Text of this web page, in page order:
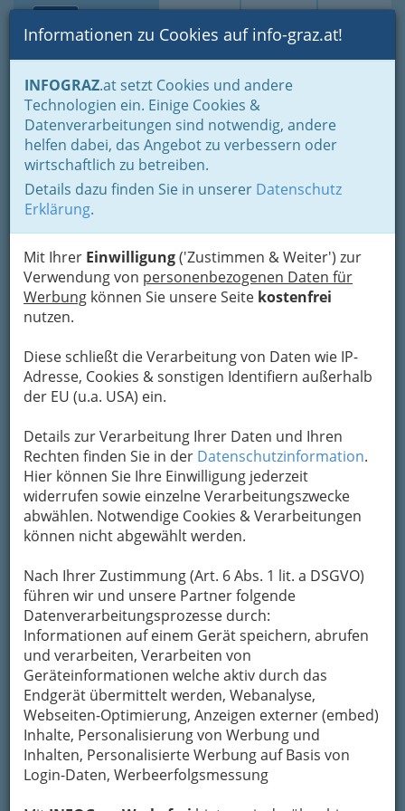
Suche Login Toggle
Informationen zu Cookies auf info-graz.at!
INFOGRAZ.at setzt Cookies und andere
Technologien ein. Einige Cookies &
Datenverarbeitungen sind notwendig, andere
helfen dabei, das Angebot zu verbessern oder
wirtschaftlich zu betreiben.
Details dazu finden Sie in unserer Datenschutz
Erklärung.
Mit Ihrer Einwilligung('Zustimmen & Weiter') zur
Verwendung von personenbezogenen Daten für
Werbung können Sie unsere Seite kostenfrei
nutzen.
Diese schließt die Verarbeitung von Daten wie IP-
Adresse, Cookies & sonstigen Identifiern außerhalb
der EU (u.a. USA) ein.
Details zur Verarbeitung Ihrer Daten und Ihren
Rechten finden Sie in der Datenschutzinformation.
Hier können Sie Ihre Einwilligung jederzeit
widerrufen sowie einzelne Verarbeitungszwecke
abwählen. Notwendige Cookies & Verarbeitungen
können nicht abgewählt werden.
Nach Ihrer Zustimmung (Art. 6 Abs. 1 lit. a DSGVO)
führen wir und unsere Partner folgende
Datenverarbeitungsprozesse durch:
Informationen auf einem Gerät speichern, abrufen
und verarbeiten, Verarbeiten von
Geräteinformationen welche aktiv durch das
Endgerät übermittelt werden, Webanalyse,
Webseiten-Optimierung, Anzeigen externer (embed)
Inhalte, Personalisierung von Werbung und
Inhalten, Personalisierte Werbung auf Basis von
Login-Daten, Werbeerfolgsmessung
Home Branchen
Gewerbe, Handwerk, Banken
Information und Consulting
Werbung & Marktkommunikation
Farben und ihre werbepsyochologische Bedeutung
Farben und ihre
werbepsyochologische
Bedeutung
Ich habe nichts
dagegen, wenn
man die Farbe
glaubt; ihr eigenes
Eigenschaftliche
würde nur dadurch noch mehr betätigt.
alkaisch, Gelbrot sauer schmecken. Alle
Manifestationen der Wesenheiten sind
verwandt.Johann Wolfgang von Goethe
Farben lösen bei Menschen verschiedene
Reaktionen und Assoziationen aus. Die
psychologischen Empfindungen sind nicht nur
abhängig von den individuellen Erfahrungen,
sondern auch bestimmt durch über
Jahrhunderte vererbte Überlieferungen.
wenn Farben in
verschiedenen
Kulturen andere
Bedeutungen haben,
findet man doch
Übereinstimmungen.
Die Farben haben seit jeher für uns große
Bedeutung. Es ist also kein Wunder, dass diese